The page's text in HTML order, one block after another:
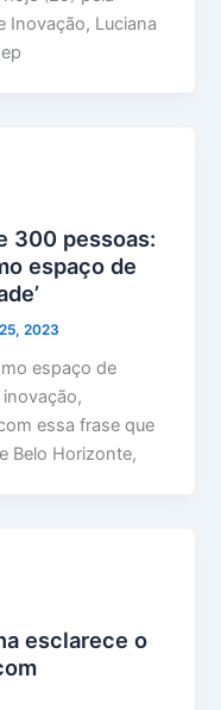
Inovação, Luciana
300 pessoas:
espaço de
2023
espaço de
essa frase que
Belo Horizonte,
esclarece o